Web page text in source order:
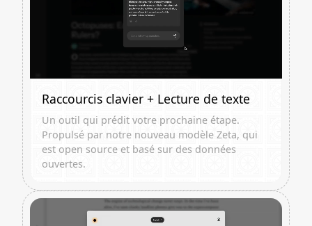
Raccourcis clavier + Lecture de texte
Un outil qui prédit votre prochaine étape.
Propulsé par notre nouveau modèle Zeta, qui
est open source et basé sur des données
ouvertes.